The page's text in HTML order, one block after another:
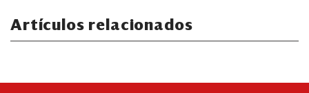
Artículos relacionados